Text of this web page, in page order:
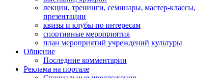
лекции, тренинги, семинары, мастер-классы,
презентации
квизы и клубы по интересам
спортивные мероприятия
план мероприятий учреждений культуры
Общение
Последние комментарии
Реклама на портале